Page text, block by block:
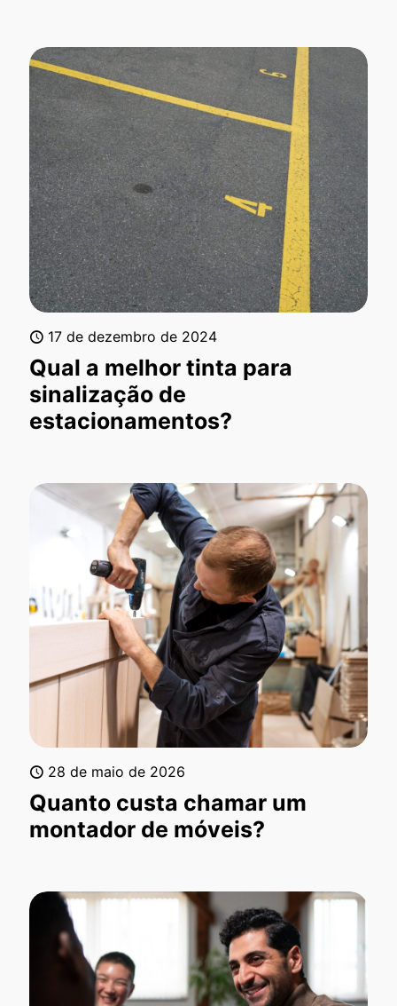
17 de dezembro de 2024
Qual a melhor tinta para
sinalização de
estacionamentos?
28 de maio de 2026
Quanto custa chamar um
montador de móveis?